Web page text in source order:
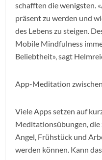
schafften die wenigsten.
präsent zu werden und
des Lebens zu steigen.
Mobile Mindfulness
Beliebtheit», sagt
App-Meditation
Viele Apps setzen auf
Meditationsübungen, die
Angel, Frühstück und
werden können. Kann